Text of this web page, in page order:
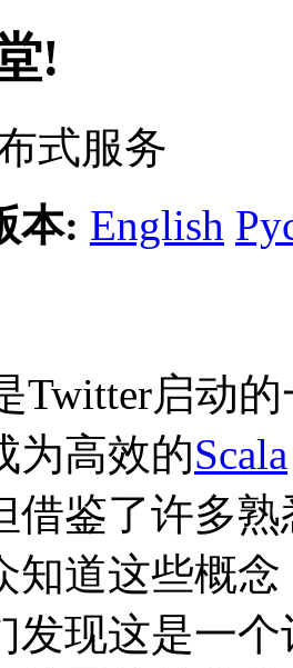
!
式服务
本: English
Twitter启动
为高效的Scala
借鉴了许多
知道这些概
发现这是一